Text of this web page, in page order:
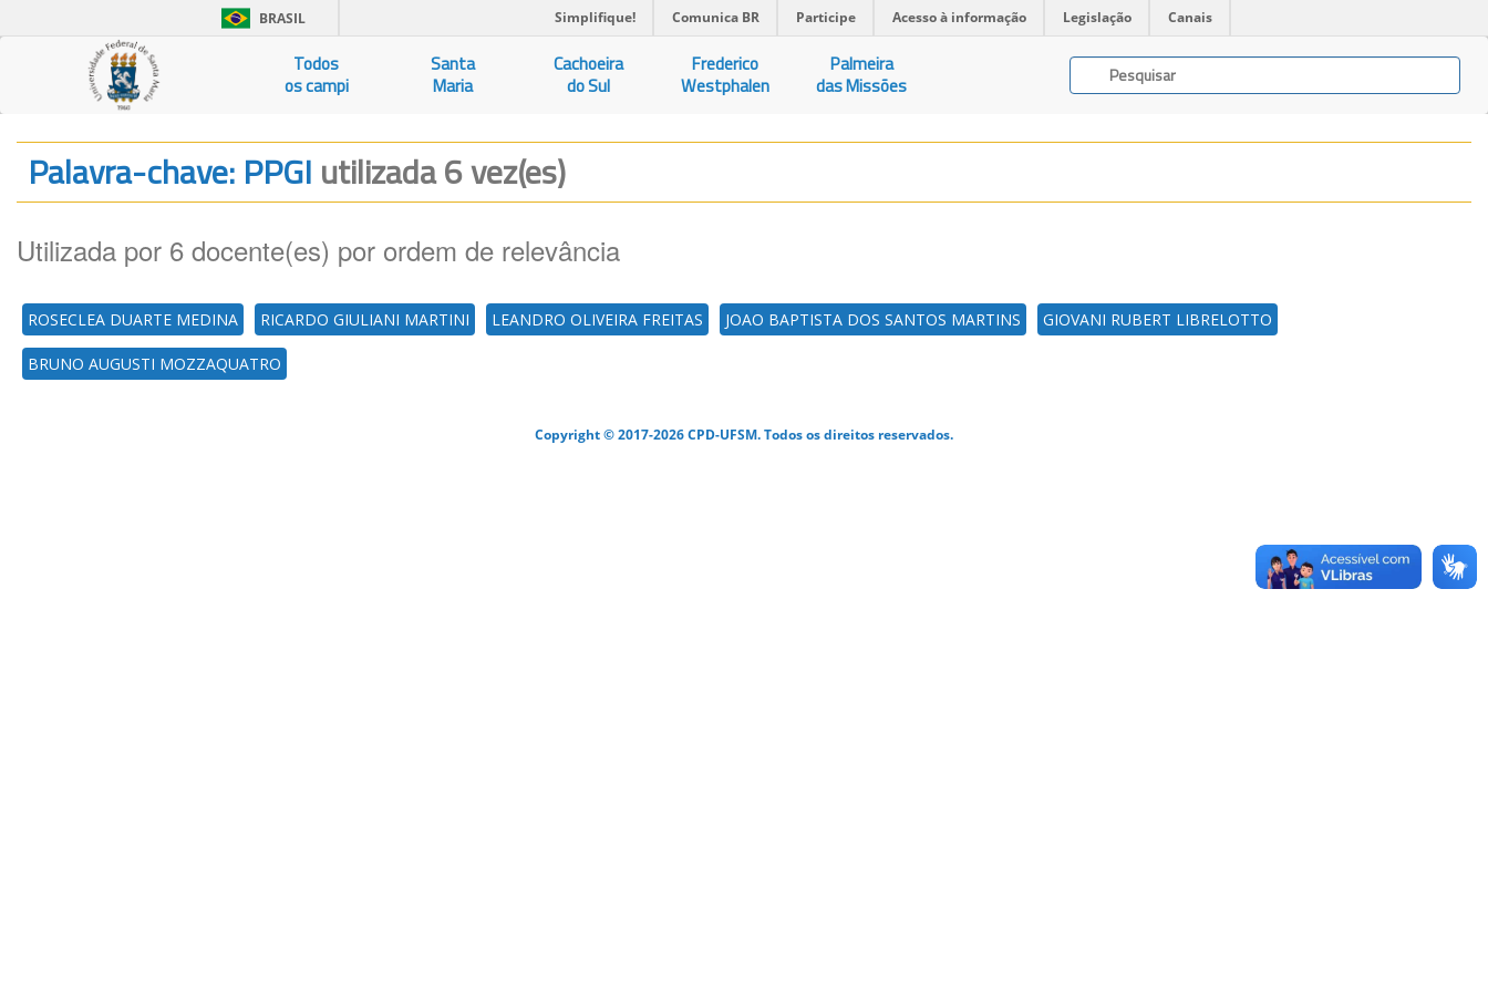
BRASIL Simplifique! Comunica BR Participe Acesso à informação Legislação Canais
Todos
os campi
Santa
Maria
Cachoeira
do Sul
Frederico
Westphalen
Palmeira
das Missões
Palavra-chave: PPGI utilizada 6 vez(es)
Utilizada por 6 docente(es) por ordem de relevância
ROSECLEA DUARTE MEDINA RICARDO GIULIANI MARTINI LEANDRO OLIVEIRA FREITAS JOAO BAPTISTA DOS SANTOS MARTINS GIOVANI RUBERT LIBRELOTTO
BRUNO AUGUSTI MOZZAQUATRO
Copyright © 2017-2026 CPD-UFSM. Todos os direitos reservados.